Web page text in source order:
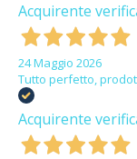
Acquirente
24 Maggio 2026
Tutto perfetto,
Acquirente